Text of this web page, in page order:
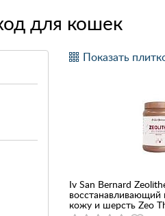
для кошек
Показать
Iv San Bernard
кожу и шерсть Zeo